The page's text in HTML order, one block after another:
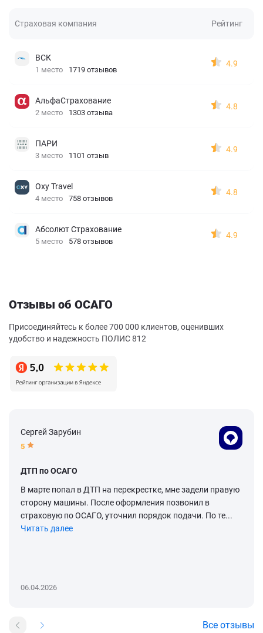
Страховая компания Рейтинг
ВСК
1 место 1719 отзывов
4.9
АльфаСтрахование
2 место 1303 отзыва
4.8
ПАРИ
3 место 1101 отзыв
4.9
Oxy Travel
4 место 758 отзывов
4.8
Абсолют Страхование
5 место 578 отзывов
4.9
Отзывы об ОСАГО
Присоединяйтесь к более 700 000 клиентов, оценивших
удобство и надежность ПОЛИС 812
Сергей Зарубин
5
ДТП по ОСАГО
В марте попал в ДТП на перекрестке, мне задели правую
сторону машины. После оформления позвонил в
страховую по ОСАГО, уточнил порядок подачи. По те...
Читать далее
06.04.2026
Все отзывы